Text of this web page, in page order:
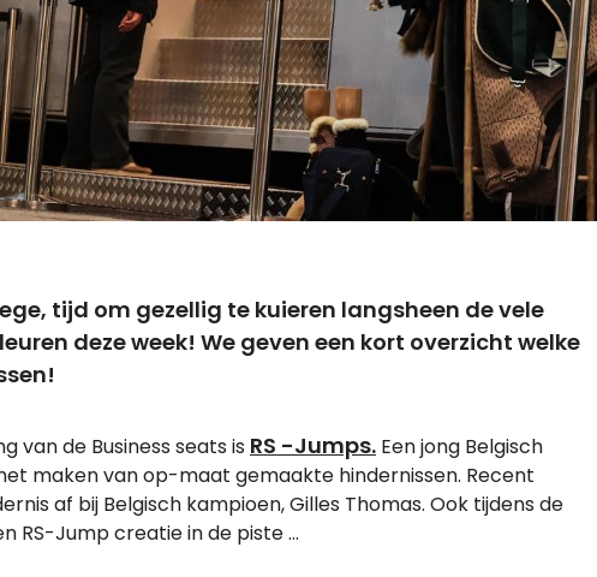
tijd om gezellig te kuieren langsheen de vele
deze week! We geven een kort overzicht welke
van de Business seats is RS -Jumps. Een jong Belgisch
maken van op-maat gemaakte hindernissen. Recent
af bij Belgisch kampioen, Gilles Thomas. Ook tijdens de
RS-Jump creatie in de piste ...